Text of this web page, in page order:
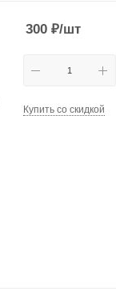
300 ₽/шт
Купить со скидкой